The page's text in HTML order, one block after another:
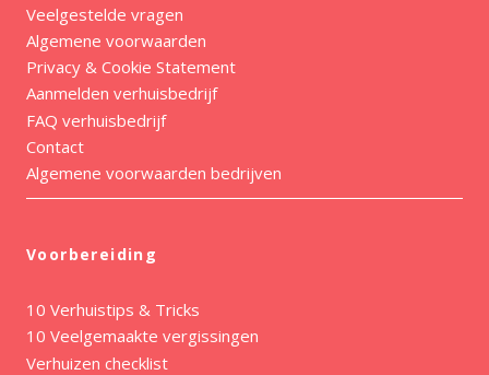
Veelgestelde vragen
Algemene voorwaarden
Privacy & Cookie Statement
Aanmelden verhuisbedrijf
FAQ verhuisbedrijf
Contact
Algemene voorwaarden bedrijven
Voorbereiding
10 Verhuistips & Tricks
10 Veelgemaakte vergissingen
Verhuizen checklist